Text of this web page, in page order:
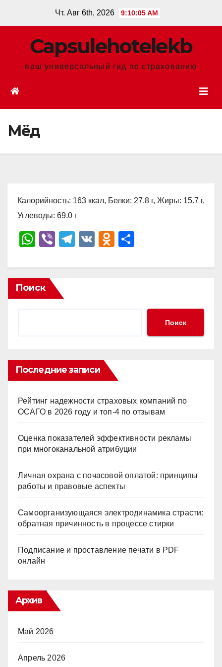
Чт. Авг 6th, 2026 9:10:06 AM
Сapsulehotelekb
ваш универсальный гид по страхованию
Мёд
Калорийность: 163 ккал, Белки: 27.8 г, Жиры: 15.7 г,
Углеводы: 69.0 г
W
at
s
A
Vi
er
T
e
V
O
n
р
ть
Поиск
Поиск
Последние записи
Рейтинг надежности страховых компаний по
ОСАГО в 2026 году и топ-4 по отзывам
Оценка показателей эффективности рекламы
при многоканальной атрибуции
Личная охрана с почасовой оплатой: принципы
работы и правовые аспекты
Самоорганизующаяся электродинамика страсти:
обратная причинность в процессе стирки
Подписание и проставление печати в PDF
онлайн
Архив
Май 2026
Апрель 2026